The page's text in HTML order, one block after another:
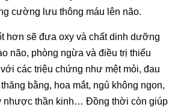
cường lưu thông máu lên não.
hơn sẽ đưa oxy và chất dinh dưỡng
não, phòng ngừa và điều trị thiểu
các triệu chứng như mệt mỏi, đau
bằng, hoa mắt, ngủ không ngon,
nhược thần kinh… Đồng thời còn giúp